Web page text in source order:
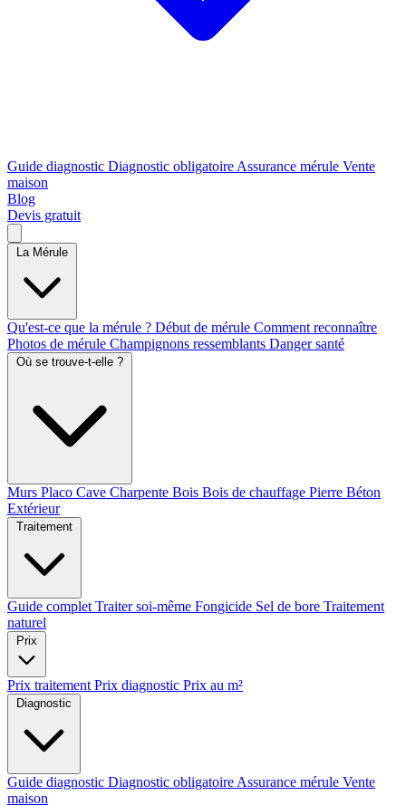
Guide diagnostic Diagnostic obligatoire Assurance mérule Vente
maison
Blog
Devis gratuit
Qu'est-ce que la mérule ? Début de mérule Comment reconnaître
Photos de mérule Champignons ressemblants Danger santé
Murs Placo Cave Charpente Bois Bois de chauffage Pierre Béton
Extérieur
Guide complet Traiter soi-même Fongicide Sel de bore Traitement
naturel
Prix traitement Prix diagnostic Prix au m²
Guide diagnostic Diagnostic obligatoire Assurance mérule Vente
maison